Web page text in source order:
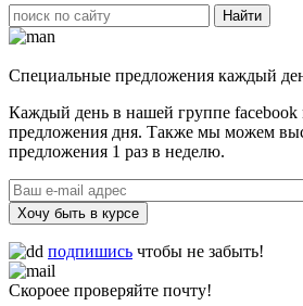
Специальные предложения каждый
Каждый день в нашей группе
предложения дня. Также мы можем
предложения 1 раз в неделю.
Хочу быть в курсе
подпишись чтобы не забыть!
Скороее проверяйте почту!